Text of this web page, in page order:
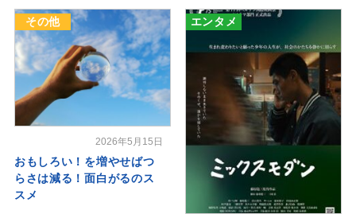
その他
2026年5月15日
おもしろい！を増やせばつ
らさは減る！面白がるのス
スメ
エンタメ